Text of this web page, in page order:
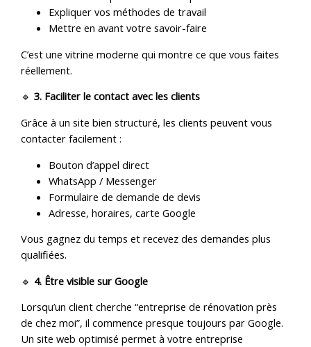
Expliquer vos méthodes de travail
Mettre en avant votre savoir-faire
C’est une vitrine moderne qui montre ce que vous faites
réellement.
🔹3. Faciliter le contact avec les clients
Grâce à un site bien structuré, les clients peuvent vous
contacter facilement :
Bouton d’appel direct
WhatsApp / Messenger
Formulaire de demande de devis
Adresse, horaires, carte Google
Vous gagnez du temps et recevez des demandes plus
qualifiées.
🔹 4. Être visible sur Google
Lorsqu’un client cherche “entreprise de rénovation près
de chez moi”, il commence presque toujours par Google.
Un site web optimisé permet à votre entreprise